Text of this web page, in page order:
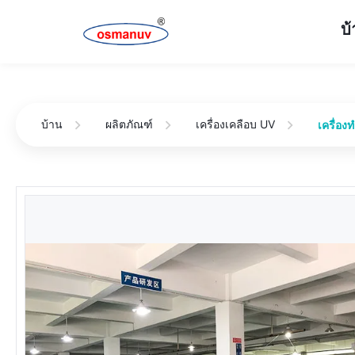
บ้าน ผลิตภัณฑ์ เครื่องเคลือบ UV เครื่อง